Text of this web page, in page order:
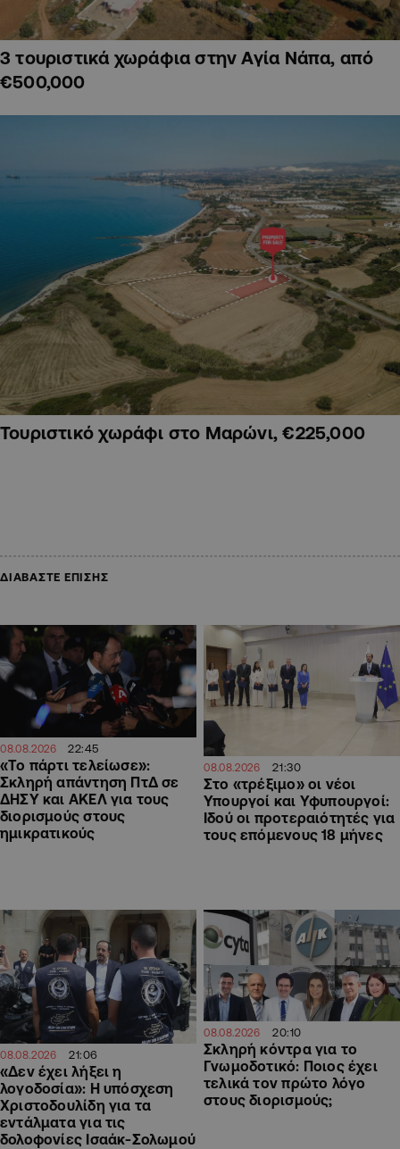
3 τουριστικά χωράφια στην Αγία Νάπα, από
€500,000
Τουριστικό χωράφι στο Μαρώνι, €225,000
ΔΙΑΒΑΣΤΕ ΕΠΙΣΗΣ
08.08.2026 22:45
«Το πάρτι τελείωσε»:
Σκληρή απάντηση ΠτΔ σε
ΔΗΣΥ και ΑΚΕΛ για τους
διορισμούς στους
ημικρατικούς
08.08.2026 21:30
Στο «τρέξιμο» οι νέοι
Υπουργοί και Υφυπουργοί:
Ιδού οι προτεραιότητές για
τους επόμενους 18 μήνες
08.08.2026 21:06
«Δεν έχει λήξει η
λογοδοσία»: Η υπόσχεση
Χριστοδουλίδη για τα
εντάλματα για τις
δολοφονίες Ισαάκ-Σολωμού
08.08.2026 20:10
Σκληρή κόντρα για το
Γνωμοδοτικό: Ποιος έχει
τελικά τον πρώτο λόγο
στους διορισμούς;